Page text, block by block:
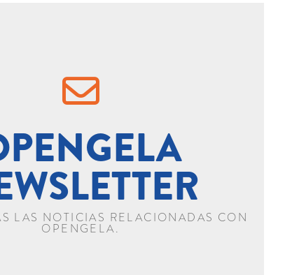
LAS NOTICIAS RELACIONADAS CON
OPENGELA.